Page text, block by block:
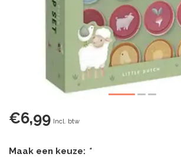
€6,99 Incl. btw
Maak een keuze: *